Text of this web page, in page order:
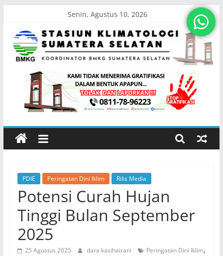
content
Senin, Agustus 10, 2026
Stasiun
Klimatologi
Sumatera
Koordinator
BMKG
Sumatera
Selatan
PDIE Peringatan Dini Iklim Rilis Media
Potensi Curah Hujan
Tinggi Bulan September
2025
25 Agustus 2025 dara kasihairani Peringatan Dini Iklim,